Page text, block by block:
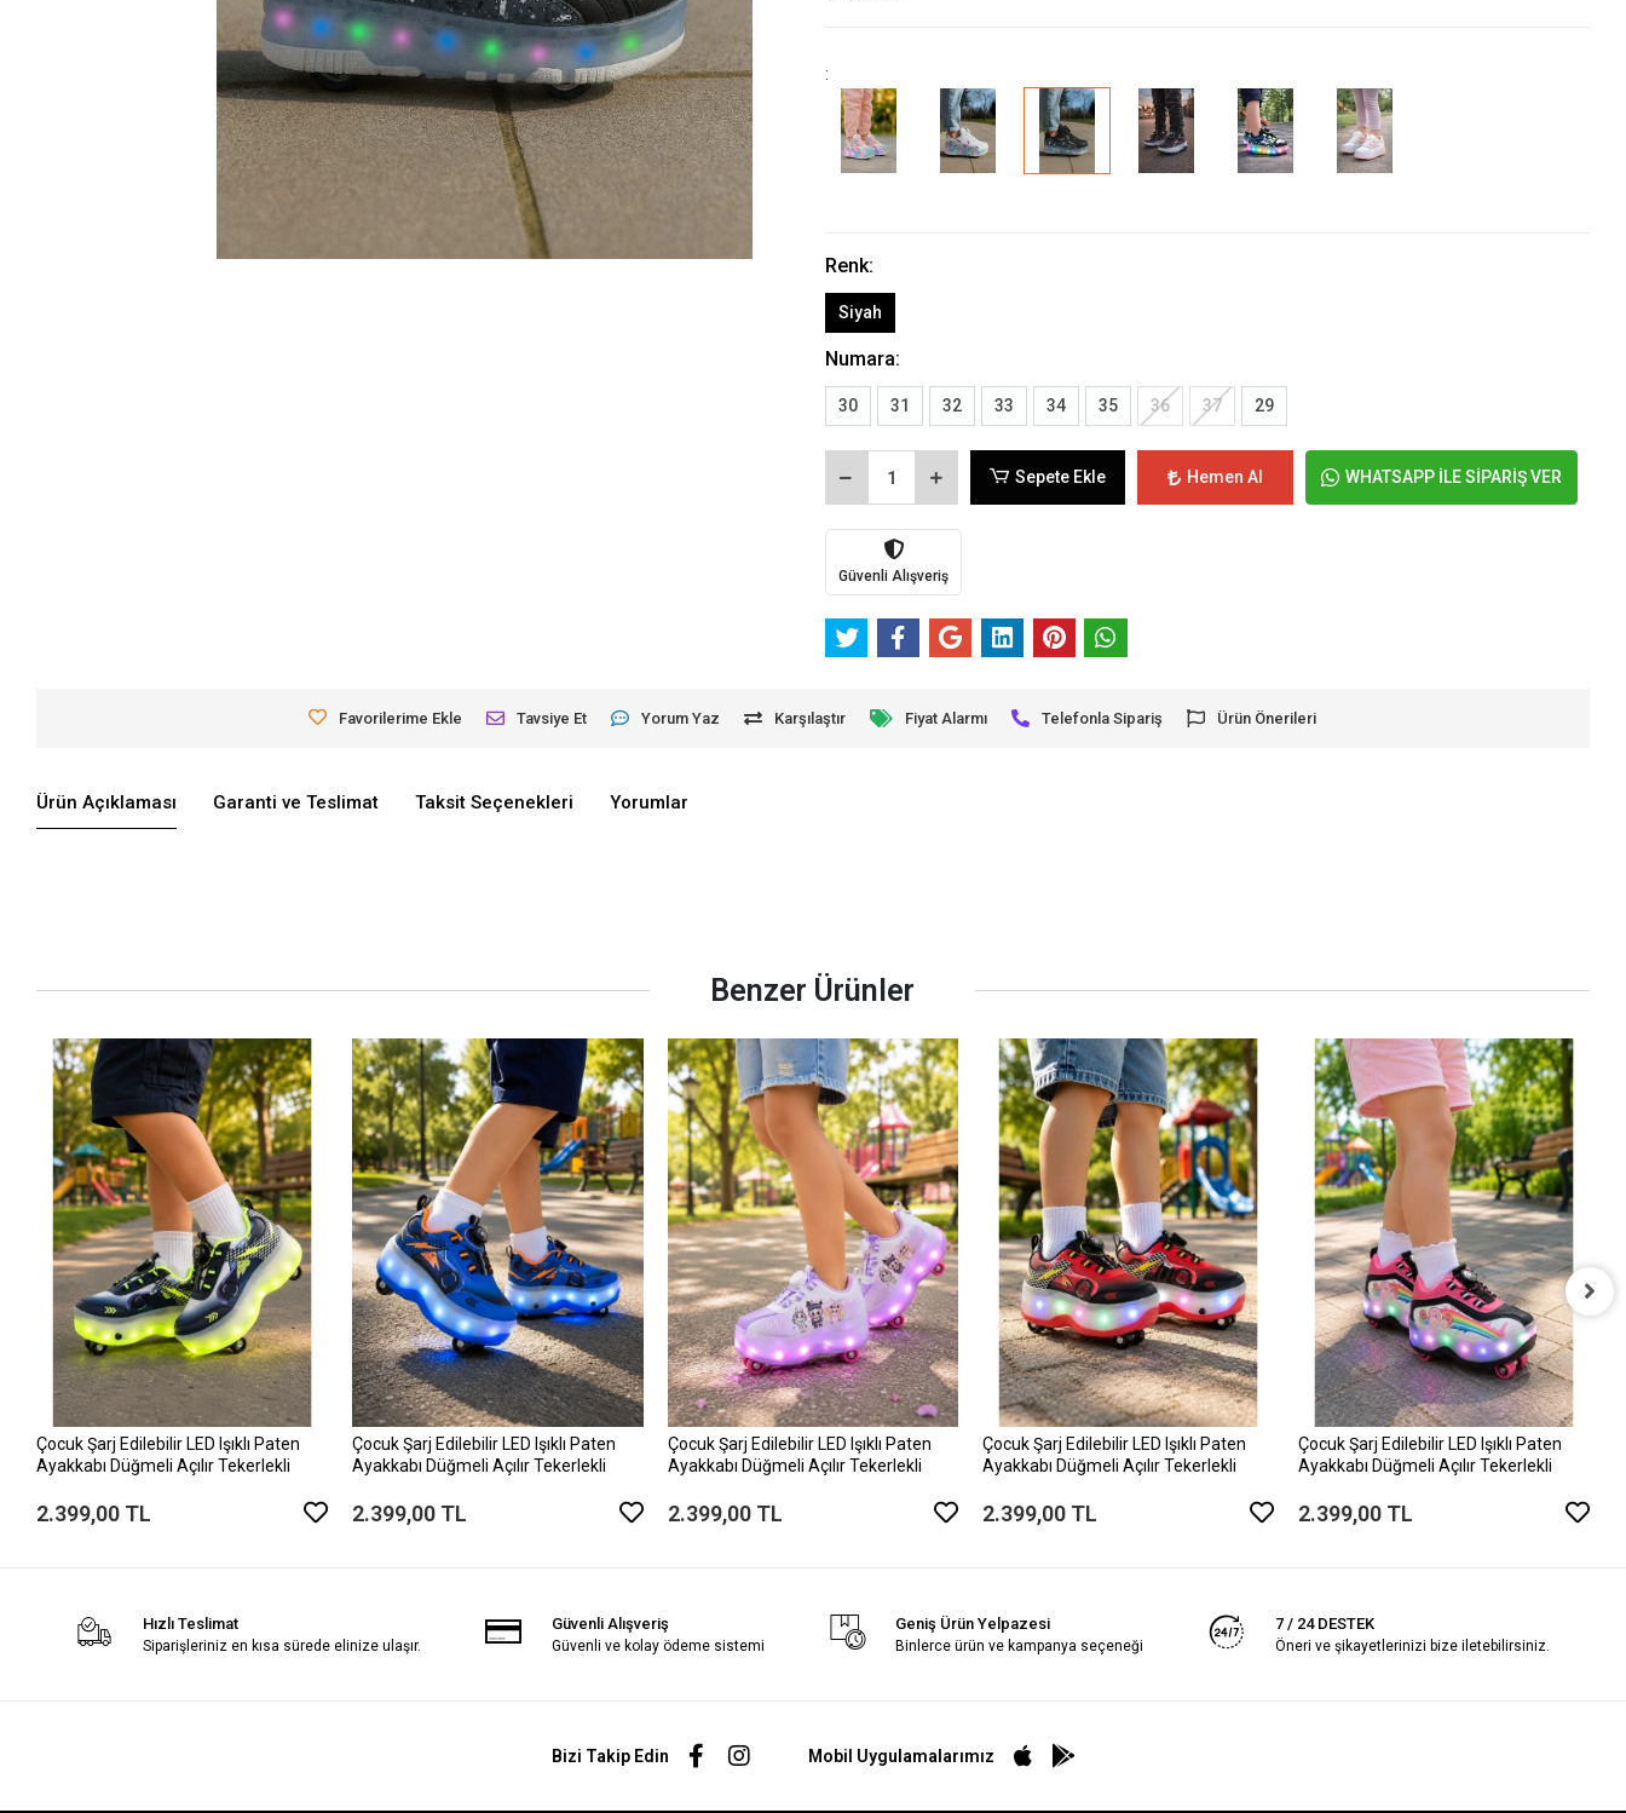
:
Renk:
Siyah
Numara:
30 31 32 33 34 35 36 37 29
Sepete Ekle Hemen Al WHATSAPP İLE SİPARİŞ VER
Güvenli Alışveriş
Favorilerime Ekle Tavsiye Et Yorum Yaz Karşılaştır Fiyat Alarmı Telefonla Sipariş Ürün Önerileri
Ürün Açıklaması Garanti ve Teslimat Taksit Seçenekleri Yorumlar
Benzer Ürünler
Çocuk Şarj Edilebilir LED Işıklı Paten
Ayakkabı Düğmeli Açılır Tekerlekli
2.399,00 TL
Çocuk Şarj Edilebilir LED Işıklı Paten
Ayakkabı Düğmeli Açılır Tekerlekli
2.399,00 TL
Çocuk Şarj Edilebilir LED Işıklı Paten
Ayakkabı Düğmeli Açılır Tekerlekli
2.399,00 TL
Çocuk Şarj Edilebilir LED Işıklı Paten
Ayakkabı Düğmeli Açılır Tekerlekli
2.399,00 TL
Çocuk Şarj Edilebilir LED Işıklı Paten
Ayakkabı Düğmeli Açılır Tekerlekli
2.399,00 TL
Hızlı Teslimat
Siparişleriniz en kısa sürede elinize ulaşır.
Güvenli Alışveriş
Güvenli ve kolay ödeme sistemi
Geniş Ürün Yelpazesi
Binlerce ürün ve kampanya seçeneği
7 / 24 DESTEK
Öneri ve şikayetlerinizi bize iletebilirsiniz.
Bizi Takip Edin Mobil Uygulamalarımız